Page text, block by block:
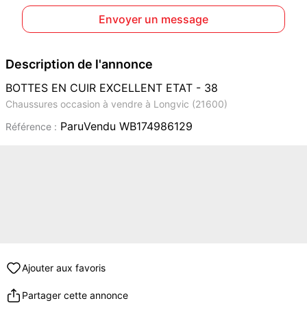
Envoyer un message
Description de l'annonce
BOTTES EN CUIR EXCELLENT ETAT - 38
Chaussures occasion à vendre à Longvic (21600)
Référence : ParuVendu WB174986129
Ajouter aux favoris
Partager cette annonce